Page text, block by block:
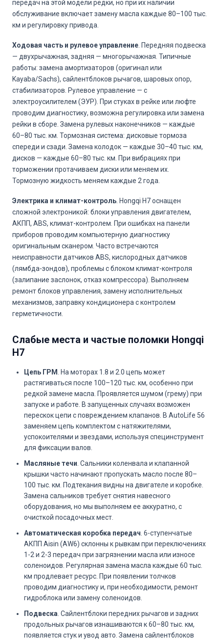
передач на этой модели редки, но при их наличии
обслуживание включает замену масла каждые 80–100 тыс.
км и регулировку привода.
Ходовая часть и рулевое управление . Передняя подвеска
— двухрычажная, задняя — многорычажная. Типичные
работы: замена амортизаторов (оригинал или
Kayaba/Sachs), сайлентблоков рычагов, шаровых опор,
стабилизаторов. Рулевое управление — с
электроусилителем (ЭУР). При стуках в рейке или люфте
проводим диагностику, возможна регулировка или замена
рейки в сборе. Замена рулевых наконечников — каждые
60–80 тыс. км. Тормозная система: дисковые тормоза
спереди и сзади. Замена колодок — каждые 30–40 тыс. км,
дисков — каждые 60–80 тыс. км. При вибрациях при
торможении протачиваем диски или меняем их.
Тормозную жидкость меняем каждые 2 года.
Электрика и климат-контроль . Hongqi H7 оснащен
сложной электроникой: блоки управления двигателем,
АКПП, ABS, климат-контролем. При ошибках на панели
приборов проводим компьютерную диагностику
оригинальным сканером. Часто встречаются
неисправности датчиков ABS, кислородных датчиков
(лямбда-зондов), проблемы с блоком климат-контроля
(залипание заслонок, отказ компрессора). Выполняем
ремонт блоков управления, замену исполнительных
механизмов, заправку кондиционера с контролем
герметичности.
Слабые места и частые поломки Hongqi
H7
Цепь ГРМ
. На моторах 1.8 и 2.0 цепь может
растягиваться после 100–120 тыс. км, особенно при
редкой замене масла. Проявляется шумом (грему) при
запуске и работе. В запущенных случаях возможен
перескок цепи с повреждением клапанов. В AutoLife 56
заменяем цепь комплектом с натяжителями,
успокоителями и звездами, используя специнструмент
для фиксации валов.
Масляные течи . Сальники коленвала и клапанной
крышки часто начинают пропускать масло после 80–
100 тыс. км. Подтекания видны на двигателе и коробке.
Замена сальников требует снятия навесного
оборудования, но мы выполняем ее аккуратно, с
очисткой посадочных мест.
Автоматическая коробка передач . 6-ступенчатые
АКПП Aisin (AW6) склонны к рывкам при переключениях
1-2 и 2-3 передач при загрязнении масла или износе
соленоидов. Регулярная замена масла каждые 60 тыс.
км продлевает ресурс. При появлении толчков
проводим диагностику и, при необходимости, ремонт
гидроблока или замену соленоидов.
Подвеска . Сайлентблоки передних рычагов и задних
продольных рычагов изнашиваются к 60–80 тыс. км,
появляется стук и увод авто. Замена сайлентблоков